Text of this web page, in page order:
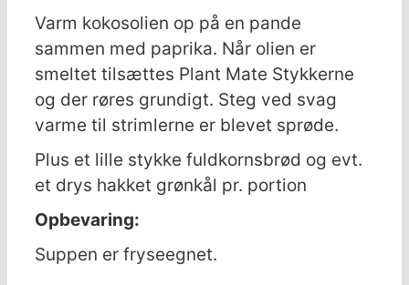
Varm kokosolien op på en pande
sammen med paprika. Når olien er
smeltet tilsættes Plant Mate Stykkerne
og der røres grundigt. Steg ved svag
varme til strimlerne er blevet sprøde.
Plus et lille stykke fuldkornsbrød og evt.
et drys hakket grønkål pr. portion
Opbevaring:
Suppen er fryseegnet.